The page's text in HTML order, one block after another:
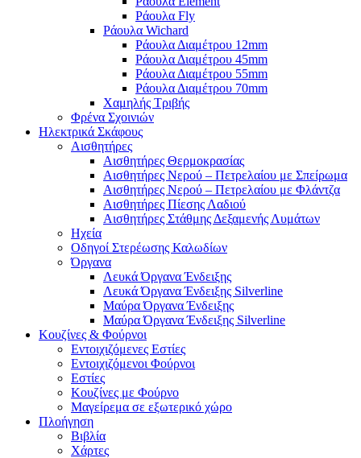
Ράουλα Fly
Ράουλα Wichard
Ράουλα Διαμέτρου 12mm
Ράουλα Διαμέτρου 45mm
Ράουλα Διαμέτρου 55mm
Ράουλα Διαμέτρου 70mm
Χαμηλής Τριβής
Φρένα Σχοινιών
Ηλεκτρικά Σκάφους
Αισθητήρες
Αισθητήρες Θερμοκρασίας
Αισθητήρες Νερού – Πετρελαίου με Σπείρωμα
Αισθητήρες Νερού – Πετρελαίου με Φλάντζα
Αισθητήρες Πίεσης Λαδιού
Αισθητήρες Στάθμης Δεξαμενής Λυμάτων
Ηχεία
Οδηγοί Στερέωσης Καλωδίων
Όργανα
Λευκά Όργανα Ένδειξης
Λευκά Όργανα Ένδειξης Silverline
Μαύρα Όργανα Ένδειξης
Μαύρα Όργανα Ένδειξης Silverline
Κουζίνες & Φούρνοι
Εντοιχιζόμενες Εστίες
Εντοιχιζόμενοι Φούρνοι
Εστίες
Κουζίνες με Φούρνο
Μαγείρεμα σε εξωτερικό χώρο
Πλοήγηση
Βιβλία
Χάρτες